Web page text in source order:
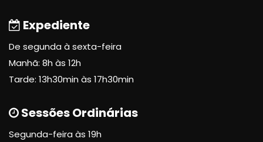
Expediente
De segunda à sexta-feira
Manhã: 8h às 12h
Tarde: 13h30min às 17h30min
Sessões Ordinárias
Segunda-feira às 19h